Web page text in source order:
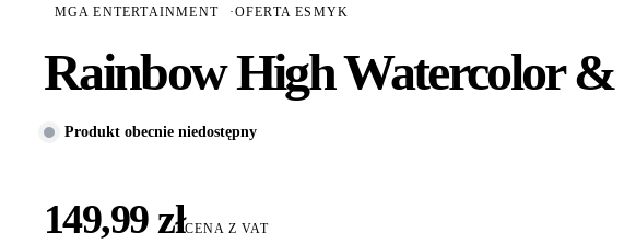
MGA ENTERTAINMENT ·OFERTA ESMYK
Rainbow High Watercolor
Produkt obecnie niedostępny
149,99 złCENA Z VAT